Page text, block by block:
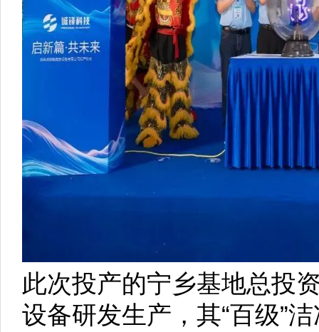
此次投产的宁乡基地总投
设备研发生产，其“百级”